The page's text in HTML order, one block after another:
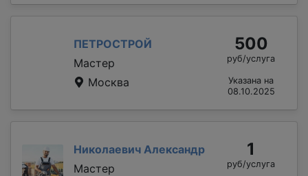
ПЕТРОСТРОЙ
Мастер
Москва
500
руб/услуга
Указана на
08.10.2025
Николаевич Александр
Мастер
1
руб/услуга